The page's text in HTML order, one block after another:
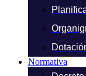
Normativa